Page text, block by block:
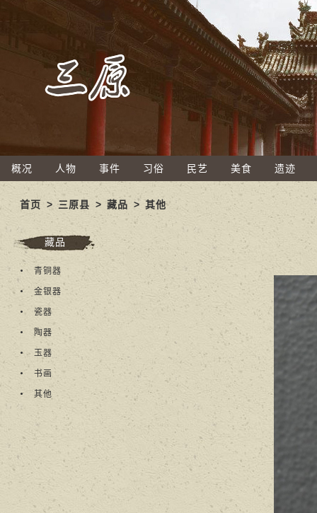
概况 人物 事件 习俗 民艺 美食 遗迹
首页 >三原县 > 藏品 > 其他
藏品
青铜器
金银器
瓷器
陶器
玉器
书画
其他